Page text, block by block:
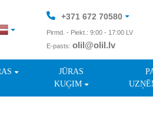
+371 672 70580
Pirmd. - Piekt.: 9:00 - 17:00 LV
E-pasts: olil@olil.lv
+371 287 11411
JŪRAS
KUĢIM